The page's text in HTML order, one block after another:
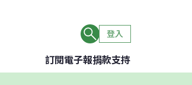
登入
訂閱電子報捐款支持